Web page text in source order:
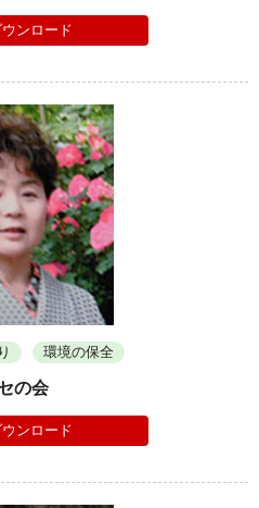
ンロード
環境の保全
の会
ンロード